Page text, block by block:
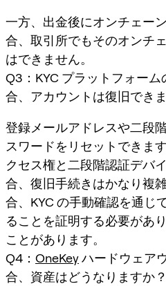
一方、出金後にオンチェー
合、取引所でもそのオンチ
はできません。
Q3：KYC プラットフォー
合、アカウントは復旧でき
登録メールアドレスや二段
スワードをリセットできま
クセス権と二段階認証デバ
合、復旧手続きはかなり複
合、KYC の手動確認を通じ
ることを証明する必要があ
ことがあります。
Q4： OneKeyハードウェア
合、資産はどうなりますか？